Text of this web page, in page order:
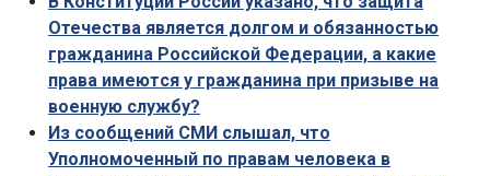
Отечества является долгом и обязан­ностью
гражданина Российской Федерации, а какие
права имеют­ся у гражданина при призыве на
военную службу?
Из сообщений СМИ слышал, что
Уполномоченный по правам человека в